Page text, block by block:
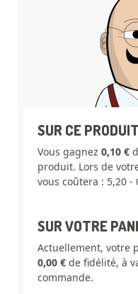
SUR CE PRODUIT
Vous gagnez 0,10 €
produit. Lors de
vous coûtera : 5,20 -
SUR VOTRE
Actuellement, votre
0,00 € de fidélité, à
commande.